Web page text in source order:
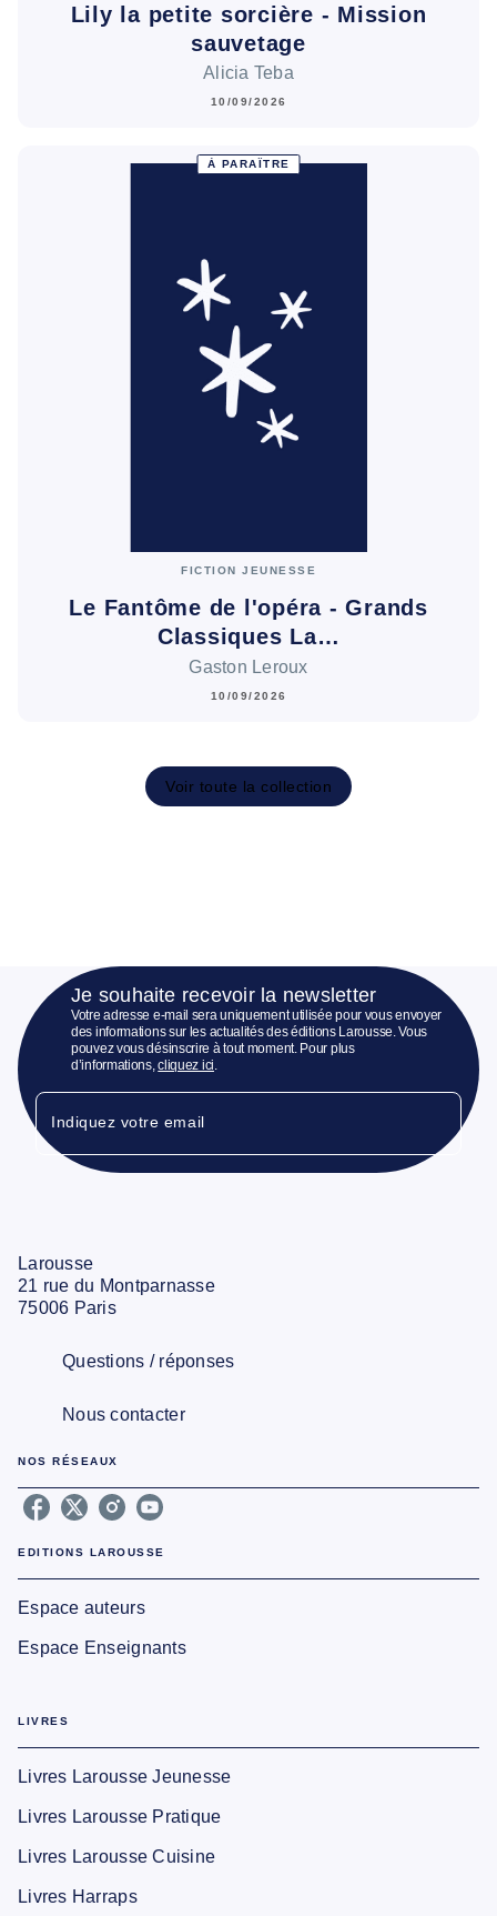
Lily la petite sorcière - Mission
sauvetage
Alicia Teba
10/09/2026
À PARAÎTRE
FICTION JEUNESSE
Le Fantôme de l'opéra - Grands
Classiques La…
Gaston Leroux
10/09/2026
Voir toute la collection
Je souhaite recevoir la newsletter
Votre adresse e-mail sera uniquement utilisée pour vous envoyer
des informations sur les actualités des éditions Larousse. Vous
pouvez vous désinscrire à tout moment. Pour plus
d’informations,cliquez ici.
Indiquez votre email
Larousse
21 rue du Montparnasse
75006 Paris
Questions / réponses
Nous contacter
NOS RÉSEAUX
EDITIONS LAROUSSE
Espace auteurs
Espace Enseignants
LIVRES
Livres Larousse Jeunesse
Livres Larousse Pratique
Livres Larousse Cuisine
Livres Harraps